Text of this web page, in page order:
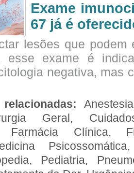
Exame
67 já é
lesões que
exame é
negativa, mas
Geral,
Farmácia Clínica,
Pediatria,